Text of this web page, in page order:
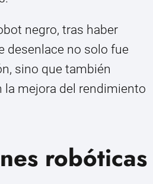
negro, tras haber
desenlace no solo fue
sino que también
la mejora del rendimiento
robóticas